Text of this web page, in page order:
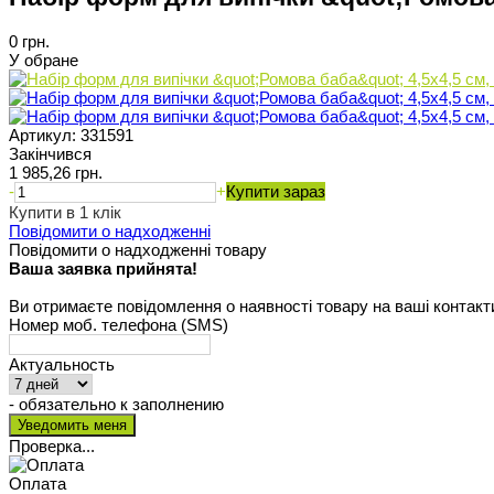
0 грн.
У обране
Артикул: 331591
Закінчився
1 985,26 грн.
-
+Купити зараз
Купити в 1 клік
Повідомити о надходженні
Повідомити о надходженні товару
Ваша заявка прийнята!
Ви отримаєте повідомлення о наявності товару на ваші
Номер моб. телефона (SMS)
Актуальность
- обязательно к заполнению
Проверка...
Оплата